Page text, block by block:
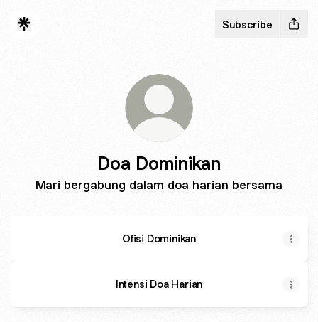
Subscribe
Doa Dominikan
Mari bergabung dalam doa harian bersama
Ofisi Dominikan
Intensi Doa Harian